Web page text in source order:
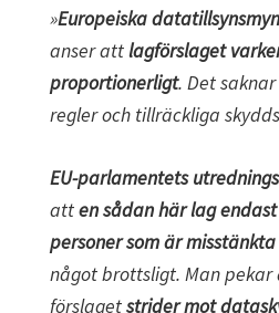
»Europeiska
anser attlagförslaget
proportionerligt. Det
regler och tillräckliga
EU-parlamentets
atten sådan här lag
personer som är misstänkta
något brottsligt. Man
förslagetstrider mot